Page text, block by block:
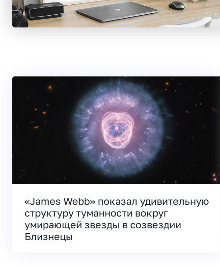
«James Webb» показал удивительную
структуру туманности вокруг
умирающей звезды в созвездии
Близнецы